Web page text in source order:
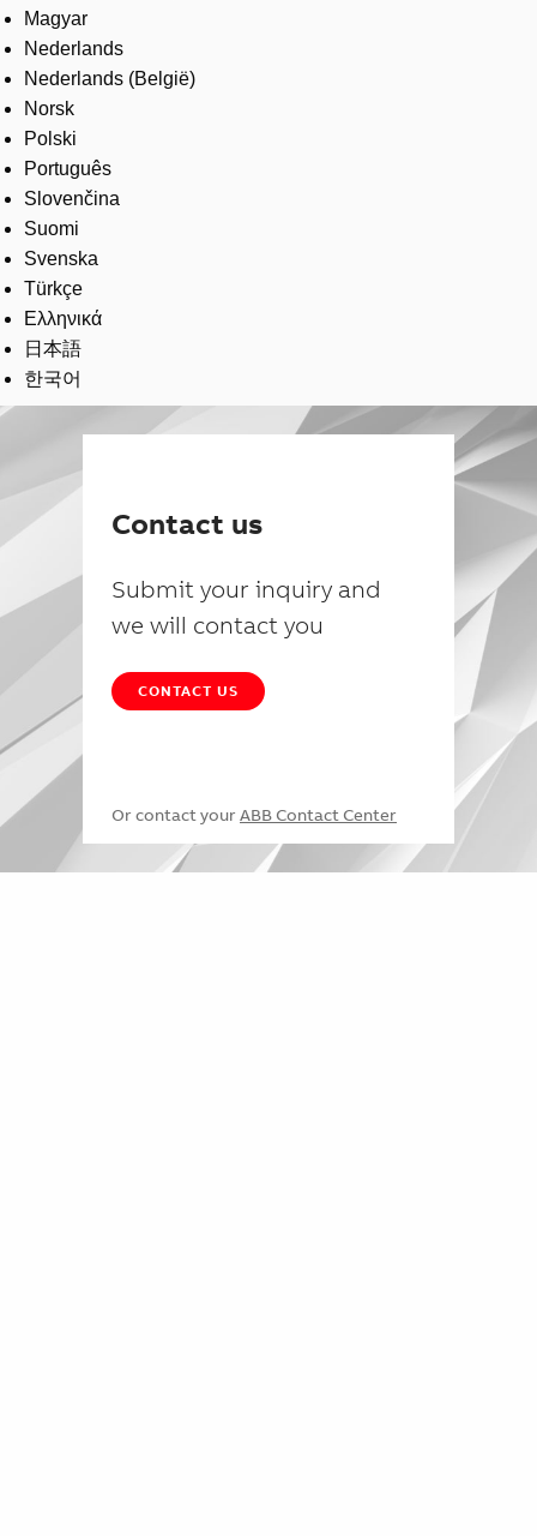
Magyar
Nederlands
Nederlands (België)
Norsk
Polski
Português
Slovenčina
Suomi
Svenska
Türkçe
Ελληνικά
日本語
한국어
Contact us
Submit your inquiry and
we will contact you
CONTACT US
Or contact your ABB Contact Center